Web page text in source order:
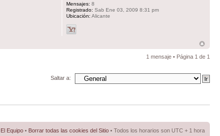
Mensajes: 8
Registrado: Sab Ene 03, 2009 8:31 pm
Ubicación: Alicante
1 mensaje • Página 1 de 1
Saltar a:
El Equipo • Borrar todas las cookies del Sitio • Todos los horarios son UTC + 1 hora